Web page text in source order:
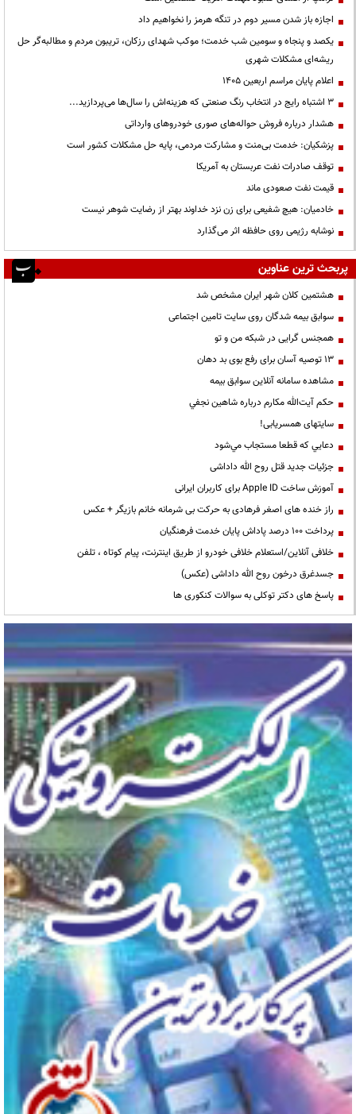
اجازه باز شدن مسیر دوم در تنگه هرمز را نخواهیم داد
یکصد و پنجاه و سومین شب خدمت؛ موکب شهدای رزکان، تریبون مردم و مطالبه‌گر حل
ریشه‌ای مشکلات شهری
اعلام پایان مراسم اربعین ۱۴۰۵
3 اشتباه رایج در انتخاب رنگ صنعتی که هزینه‌اش را سال‌ها می‌پردازید...
هشدار درباره فروش حواله‌های صوری خودروهای وارداتی
پزشکیان: خدمت بی‌منت و مشارکت مردمی، پایه حل مشکلات کشور است
توقف صادرات نفت عربستان به آمریکا
قیمت نفت صعودی ماند
خادمیان: هیچ شفیعی برای زن نزد خداوند بهتر از رضایت شوهر نیست
نوشابه رژیمی روی حافظه اثر می‌گذارد
پربحث ترین عناوین
هشتمین کلان شهر ایران مشخص شد
سوابق بیمه شدگان روی سایت تامین اجتماعی
همجنس گرایی در شبکه من و تو
13 توصیه آسان برای رفع بوی بد دهان
مشاهده سامانه آنلاين سوابق بیمه
حكم آيت‌الله مكارم درباره شاهين نجفي
سایتهای همسریابی!
دعايي كه قطعا مستجاب مي‌شود
جزئیات جدید قتل روح الله داداشی
آموزش ساخت Apple ID برای کاربران ایرانی
راز خنده های اصغر فرهادی به حرکت بی شرمانه خانم بازیگر + عکس
پرداخت ۱۰۰ درصد پاداش پایان خدمت فرهنگیان
خلافی آنلاین/استعلام خلافی خودرو از طریق اینترنت، پیام کوتاه ، تلفن
جسدغرق درخون روح الله داداشی (عکس)
پاسخ های دکتر توکلی به سوالات کنکوری ها